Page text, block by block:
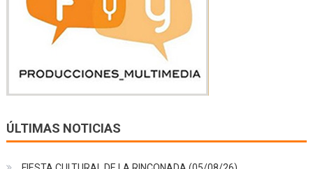
ÚLTIMAS NOTICIAS